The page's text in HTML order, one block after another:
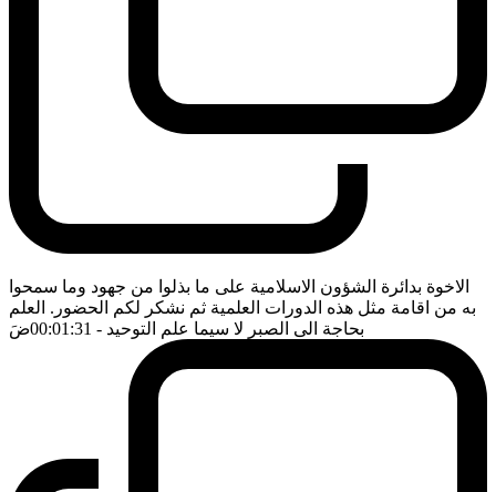
الاخوة بدائرة الشؤون الاسلامية على ما بذلوا من جهود وما سمحوا
به من اقامة مثل هذه الدورات العلمية ثم نشكر لكم الحضور. العلم
بحاجة الى الصبر لا سيما علم التوحيد - 00:01:31 ضَ